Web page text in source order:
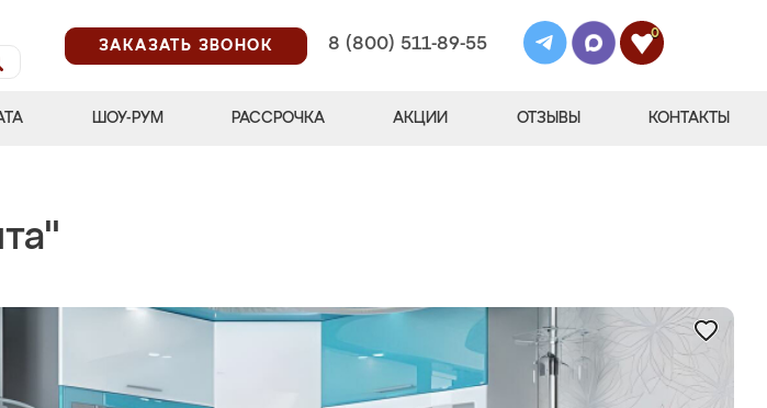
ЗАКАЗАТЬ ЗВОНОК
8 (800) 511-89-55
0
ШОУ-РУМ РАССРОЧКА АКЦИИ ОТЗЫВЫ КОНТАКТЫ